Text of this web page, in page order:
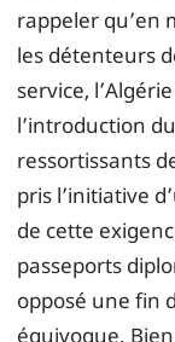
rappeler qu’en
les détenteurs
service,
l’introduction
ressortissants
pris l’initiative
de cette
passeports
opposé une fin
équivoque.